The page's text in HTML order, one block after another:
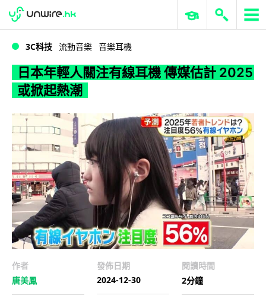
WWDC 2026 ERP 與商業 AI
3C科技 流動音樂 音樂耳機
日本年輕人關注有線耳機 傳媒估計 2025
或掀起熱潮
作者
唐美鳳
發佈日期
2024-12-30
閱讀時間
2分鐘